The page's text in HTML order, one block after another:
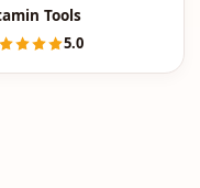
Tools
5.0